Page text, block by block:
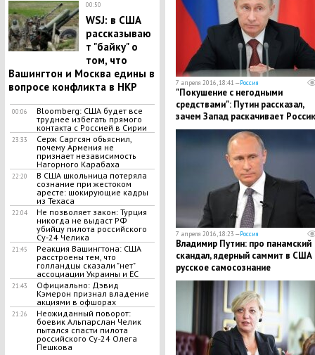
00:50
WSJ: в США
рассказываю
т "байку" о
том, что
Вашингтон и Москва едины в
вопросе конфликта в НКР
00:06
Bloomberg: США будет все
труднее избегать прямого
контакта с Россией в Сирии
23:33
Серж Саргсян объяснил,
почему Армения не
признает независимость
Нагорного Карабаха
22:20
В США школьница потеряла
сознание при жестоком
аресте: шокирующие кадры
из Техаса
22:04
Не позволяет закон: Турция
никогда не выдаст РФ
убийцу пилота российского
Су-24 Челика
21:45
Реакция Вашингтона: США
расстроены тем, что
голландцы сказали "нет"
ассоциации Украины и ЕС
21:43
Официально: Дэвид
Кэмерон признал владение
акциями в офшорах
21:26
Неожиданный поворот:
боевик Альпарслан Челик
пытался спасти пилота
российского Су-24 Олега
Пешкова
7 апреля 2016, 18:41 —Россия
"Покушение с негодными
средствами": Путин рассказал,
зачем Запад раскачивает
изнутри
7 апреля 2016, 18:23 —Россия
Владимир Путин: про панамский
скандал, ядерный саммит в США
русское самосознание